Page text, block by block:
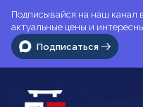
Подписывайся на наш канал
актуальные цены и
Подписаться